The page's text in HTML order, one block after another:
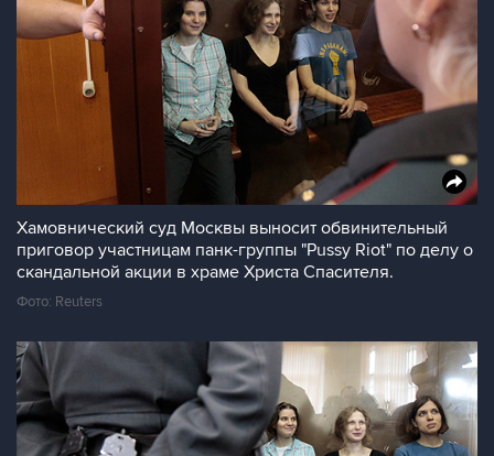
Хамовнический суд Москвы выносит обвинительный
приговор участницам панк-группы "Pussy Riot" по делу о
скандальной акции в храме Христа Спасителя.
Фото: Reuters